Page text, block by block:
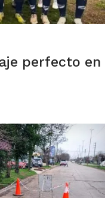
perfecto en